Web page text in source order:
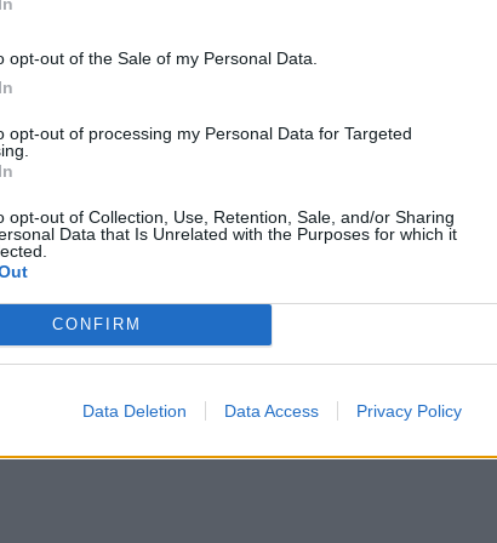
opt-out of the Sale of my Personal Data.
opt-out of processing my Personal Data for Targeted
opt-out of Collection, Use, Retention, Sale, and/or Sharing
Data that Is Unrelated with the Purposes for which it
CONFIRM
Data Deletion Data Access Privacy Policy
της παρέλασης